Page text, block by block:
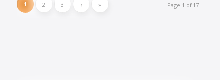
Page 1 of 17
1 2 3 › »